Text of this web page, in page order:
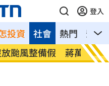
登入
投資 熱門 影音
社會
蔣萬安：因沒陸
公鹿
力